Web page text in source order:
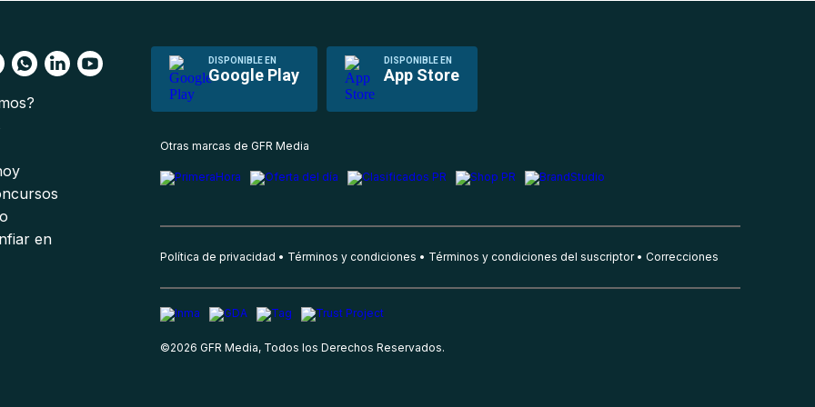
DISPONIBLE EN
Google Play
DISPONIBLE EN
App Store
en
Otras marcas de GFR Media
Política de privacidad Términos y condiciones Términos y condiciones del suscriptor Correcciones
©2026 GFR Media, Todos los Derechos Reservados.